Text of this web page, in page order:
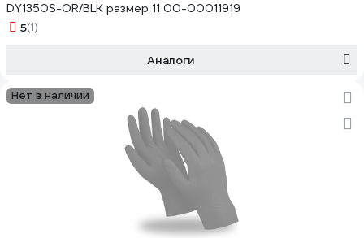
DY1350S-OR/BLK размер 11 00-00011919
5(1)
Аналоги
Нет в наличии